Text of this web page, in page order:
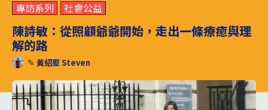
專訪系列 社會公益
陳詩敏：從照顧爺爺開始，走出一條療癒與理
解的路
✎ 黃紹堅 Steven